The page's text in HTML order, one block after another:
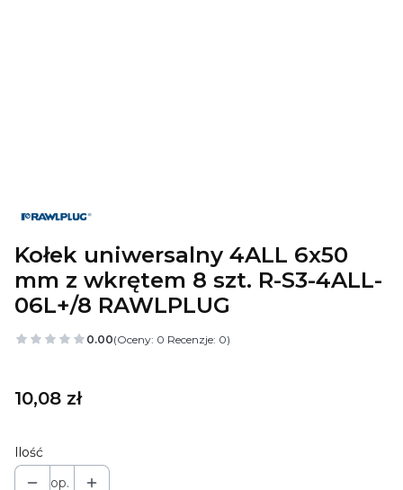
Kołek uniwersalny 4ALL 6x50
mm z wkrętem 8 szt. R-S3-4ALL-
06L+/8 RAWLPLUG
0.00(Oceny: 0 Recenzje: 0)
Cena
10,08 zł
Ilość
op.